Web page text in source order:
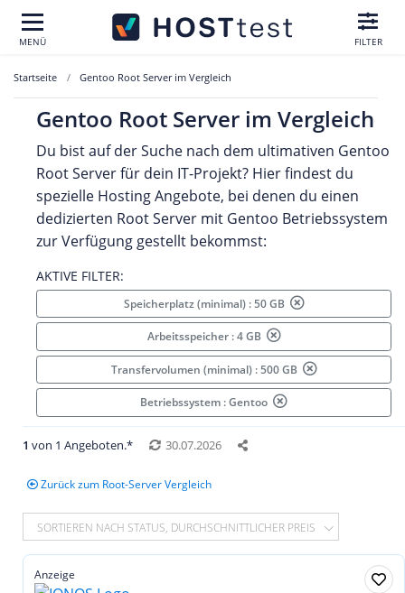
MENÜ FILTER
Startseite Gentoo Root Server im Vergleich
Gentoo Root Server im Vergleich
Du bist auf der Suche nach dem ultimativen Gentoo
Root Server für dein IT-Projekt? Hier findest du
spezielle Hosting Angebote, bei denen du einen
dedizierten Root Server mit Gentoo Betriebssystem
zur Verfügung gestellt bekommst:
AKTIVE FILTER:
Speicherplatz (minimal) : 50 GB
Arbeitsspeicher : 4 GB
Transfervolumen (minimal) : 500 GB
Betriebssystem : Gentoo
1 von 1 Angeboten.* 30.07.2026
Zurück zum Root-Server Vergleich
SORTIEREN NACH STATUS, DURCHSCHNITTLICHER PREIS
Anzeige